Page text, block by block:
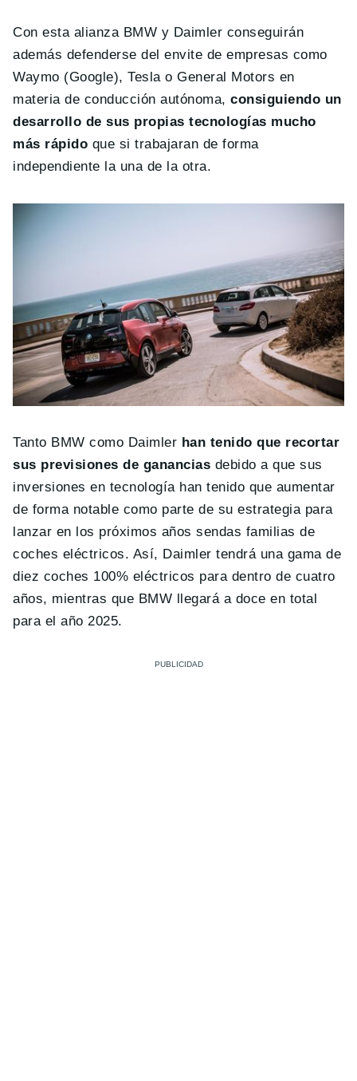
Con esta alianza BMW y Daimler conseguirán
además defenderse del envite de empresas como
Waymo (Google), Tesla o General Motors en
materia de conducción autónoma, consiguiendo un
desarrollo de sus propias tecnologías mucho
más rápido que si trabajaran de forma
independiente la una de la otra.
Tanto BMW como Daimler han tenido que recortar
sus previsiones de ganancias debido a que sus
inversiones en tecnología han tenido que aumentar
de forma notable como parte de su estrategia para
lanzar en los próximos años sendas familias de
coches eléctricos. Así, Daimler tendrá una gama de
diez coches 100% eléctricos para dentro de cuatro
años, mientras que BMW llegará a doce en total
para el año 2025.